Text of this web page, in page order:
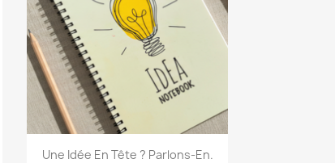
 Aperçu rapide
Une Idée En Tête ? Parlons-En.